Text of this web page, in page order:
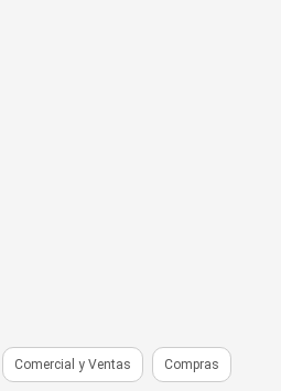
Comercial y Ventas Compras